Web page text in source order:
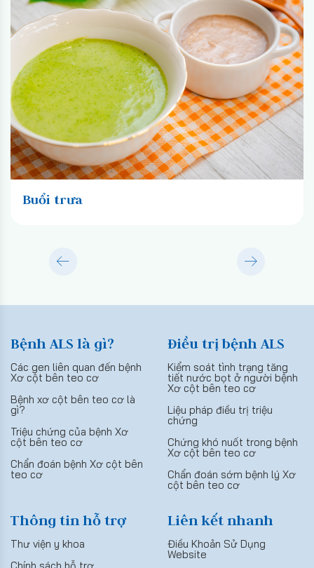
Buổi trưa
Bệnh ALS là gì?
Các gen liên quan đến bệnh
Xơ cột bên teo cơ
Bệnh xơ cột bên teo cơ là
gì?
Triệu chứng của bệnh Xơ
cột bên teo cơ
Chẩn đoán bệnh Xơ cột bên
teo cơ
Điều trị bệnh ALS
Kiểm soát tình trạng tăng
tiết nước bọt ở người bệnh
Xơ cột bên teo cơ
Liệu pháp điều trị triệu
chứng
Chứng khó nuốt trong bệnh
Xơ cột bên teo cơ
Chẩn đoán sớm bệnh lý Xơ
cột bên teo cơ
Thông tin hỗ trợ
Thư viện y khoa
Liên kết nhanh
Điều Khoản Sử Dụng
Website